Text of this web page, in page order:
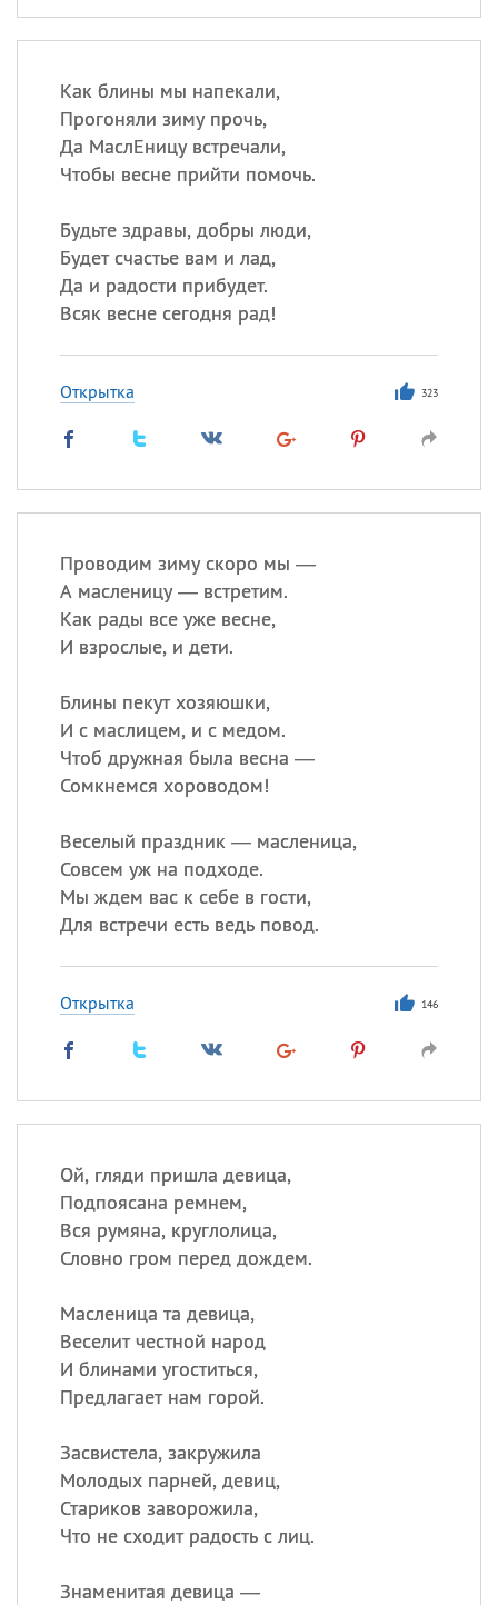
Как блины мы напекали,
Прогоняли зиму прочь,
Да МаслЕницу встречали,
Чтобы весне прийти помочь.
Будьте здравы, добры люди,
Будет счастье вам и лад,
Да и радости прибудет.
Всяк весне сегодня рад!
Открытка 323
Проводим зиму скоро мы —
А масленицу — встретим.
Как рады все уже весне,
И взрослые, и дети.
Блины пекут хозяюшки,
И с маслицем, и с медом.
Чтоб дружная была весна —
Сомкнемся хороводом!
Веселый праздник — масленица,
Совсем уж на подходе.
Мы ждем вас к себе в гости,
Для встречи есть ведь повод.
Открытка 146
Ой, гляди пришла девица,
Подпоясана ремнем,
Вся румяна, круглолица,
Словно гром перед дождем.
Масленица та девица,
Веселит честной народ
И блинами угоститься,
Предлагает нам горой.
Засвистела, закружила
Молодых парней, девиц,
Стариков заворожила,
Что не сходит радость с лиц.
Знаменитая девица —
происхождение